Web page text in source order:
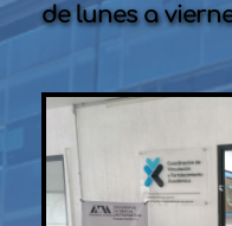
de lunes a